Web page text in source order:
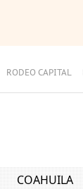
RODEO CAPITAL
COAHUILA